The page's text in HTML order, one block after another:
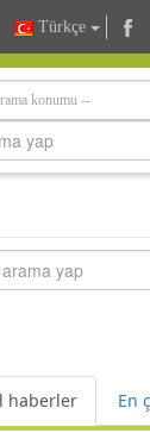
Türkçe
haberler En